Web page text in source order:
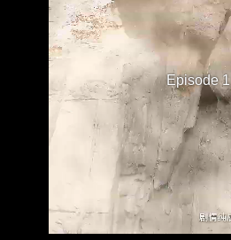
Episode 1